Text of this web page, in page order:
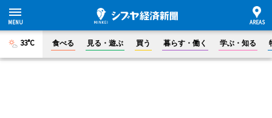
33°C 食べる 見る・遊ぶ 買う 暮らす・働く 学ぶ・知る